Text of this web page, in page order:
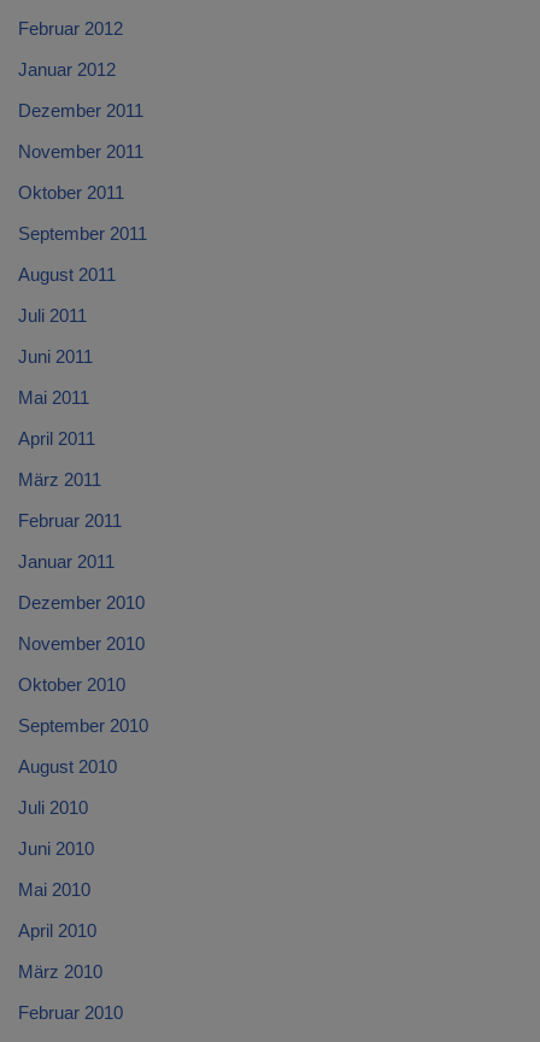
Februar 2012
Januar 2012
Dezember 2011
November 2011
Oktober 2011
September 2011
August 2011
Juli 2011
Juni 2011
Mai 2011
April 2011
März 2011
Februar 2011
Januar 2011
Dezember 2010
November 2010
Oktober 2010
September 2010
August 2010
Juli 2010
Juni 2010
Mai 2010
April 2010
März 2010
Februar 2010